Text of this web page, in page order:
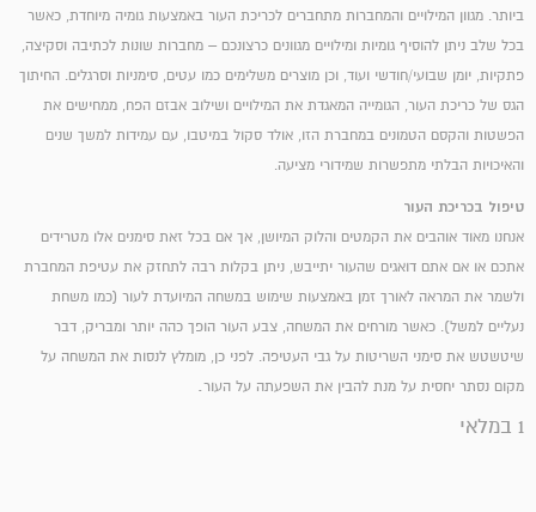
ביותר. מגוון המילויים והמחברות מתחברים לכריכת העור באמצעות גומיה מיוחדת, כאשר
בכל שלב ניתן להוסיף גומיות ומילויים מגוונים כרצונכם – מחברות שונות לכתיבה וסקיצה,
פתקיות, יומן שבועי/חודשי ועוד, וכן מוצרים משלימים כמו עטים, סימניות וסרגלים. החיתוך
הגס של כריכת העור, הגומייה המאגדת את המילויים ושילוב אבזם הפח, ממחישים את
הפשטות והקסם הטמונים במחברת הזו, אולד סקול במיטבו, עם עמידות למשך שנים
והאיכויות הבלתי מתפשרות שמידורי מציעה.
טיפול בכריכת העור
אנחנו מאוד אוהבים את הקמטים והלוק המיושן, אך אם בכל זאת סימנים אלו מטרידים
אתכם או אם אתם דואגים שהעור יתייבש, ניתן בקלות רבה לתחזק את עטיפת המחברת
ולשמר את המראה לאורך זמן באמצעות שימוש במשחה המיועדת לעור (כמו משחת
נעליים למשל). כאשר מורחים את המשחה, צבע העור הופך כהה יותר ומבריק, דבר
שיטשטש את סימני השריטות על גבי העטיפה. לפני כן, מומלץ לנסות את המשחה על
מקום נסתר יחסית על מנת להבין את השפעתה על העור.
1 במלאי